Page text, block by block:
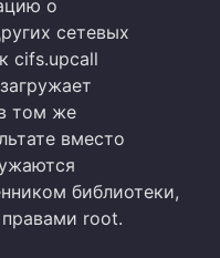
о
сетевых
cifs.upcall
том же
вместо
библиотеки,
root.